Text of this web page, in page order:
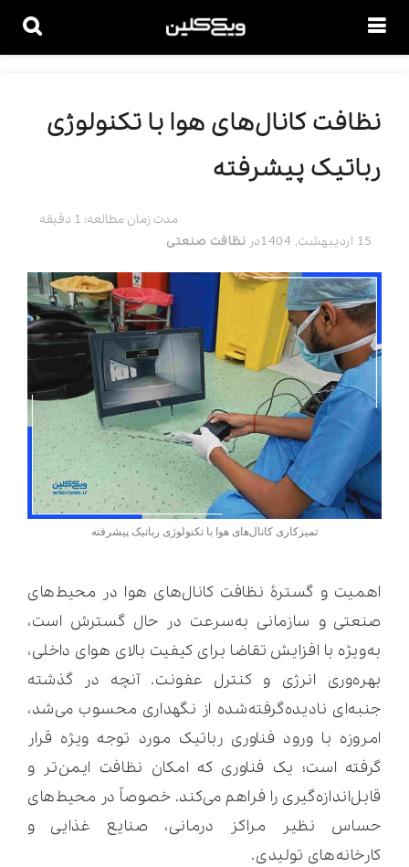
نظافت کانال‌های هوا با تکنولوژی
رباتیک پیشرفته
مدت زمان مطالعه: 1 دقیقه
15 اردیبهشت, 1404
در نظافت صنعتی
تمیزکاری کانال‌های هوا با تکنولوژی رباتیک پیشرفته
اهمیت و گسترۀ نظافت کانال‌های هوا در محیط‌های
صنعتی و سازمانی به‌سرعت در حال گسترش است،
به‌ویژه با افزایش تقاضا برای کیفیت بالای هوای داخلی،
بهره‌وری انرژی و کنترل عفونت. آنچه در گذشته
جنبه‌ای نادیده‌گرفته‌شده از نگهداری محسوب می‌شد،
امروزه با ورود فناوری رباتیک مورد توجه ویژه قرار
گرفته است؛ یک فناوری‌ که امکان نظافت ایمن‌تر و
قابل‌اندازه‌گیری را فراهم می‌کند. خصوصاً در محیط‌های
حساس نظیر مراکز درمانی، صنایع غذایی و
کارخانه‌های تولیدی.